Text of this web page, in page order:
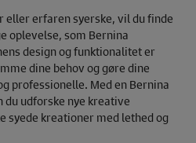
eller erfaren syerske, vil du finde
oplevelse, som Bernina
design og funktionalitet er
dine behov og gøre dine
professionelle. Med en Bernina
du udforske nye kreative
syede kreationer med lethed og